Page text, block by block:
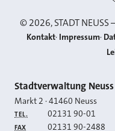
©2026, STADT
Kontakt Impressum
Kontakt
Stadtverwaltung Neuss
Markt 2 ·41460 Neuss
TEL. 02131 90-01
FAX 02131 90-2488